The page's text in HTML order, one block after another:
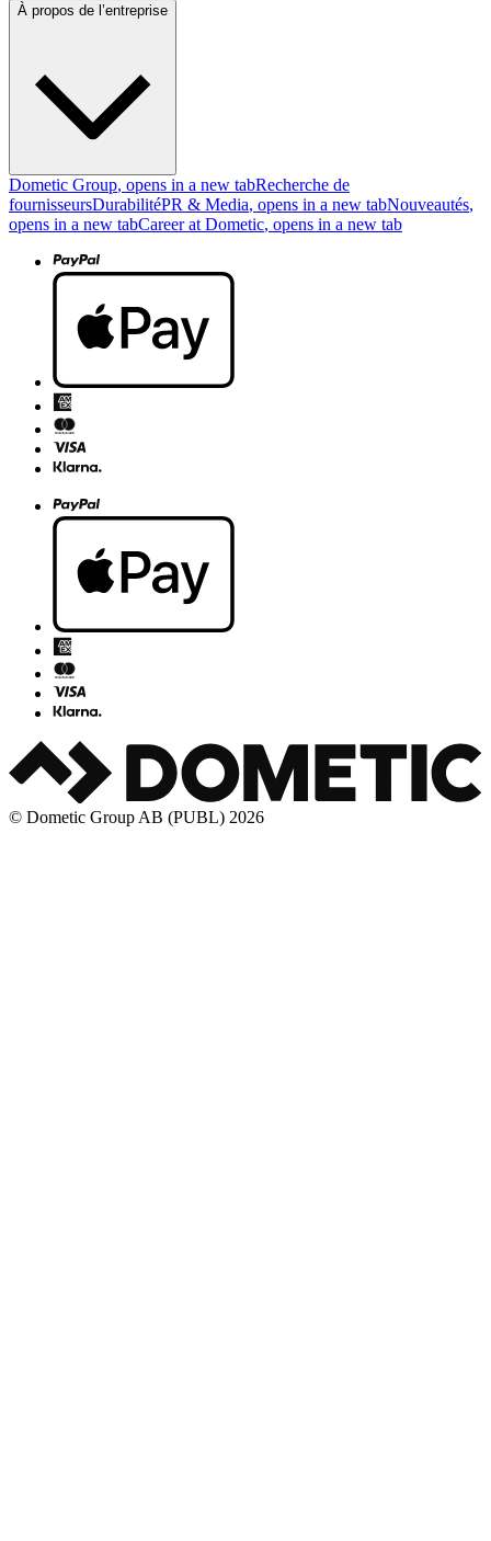
À propos de l’entreprise
Dometic Group, opens in a new tabRecherche de
fournisseursDurabilitéPR & Media, opens in a new tabNouveautés,
opens in a new tabCareer at Dometic, opens in a new tab
© Dometic Group AB (PUBL) 2026